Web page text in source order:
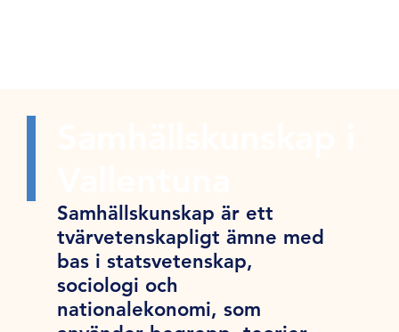
Samhällskunskap är ett
tvärvetenskapligt ämne med
bas i statsvetenskap,
sociologi och
nationalekonomi, som